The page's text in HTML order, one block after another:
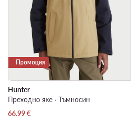
Промоция
Hunter
Преходно яке · Тъмносин
Актуална цена
66,99€